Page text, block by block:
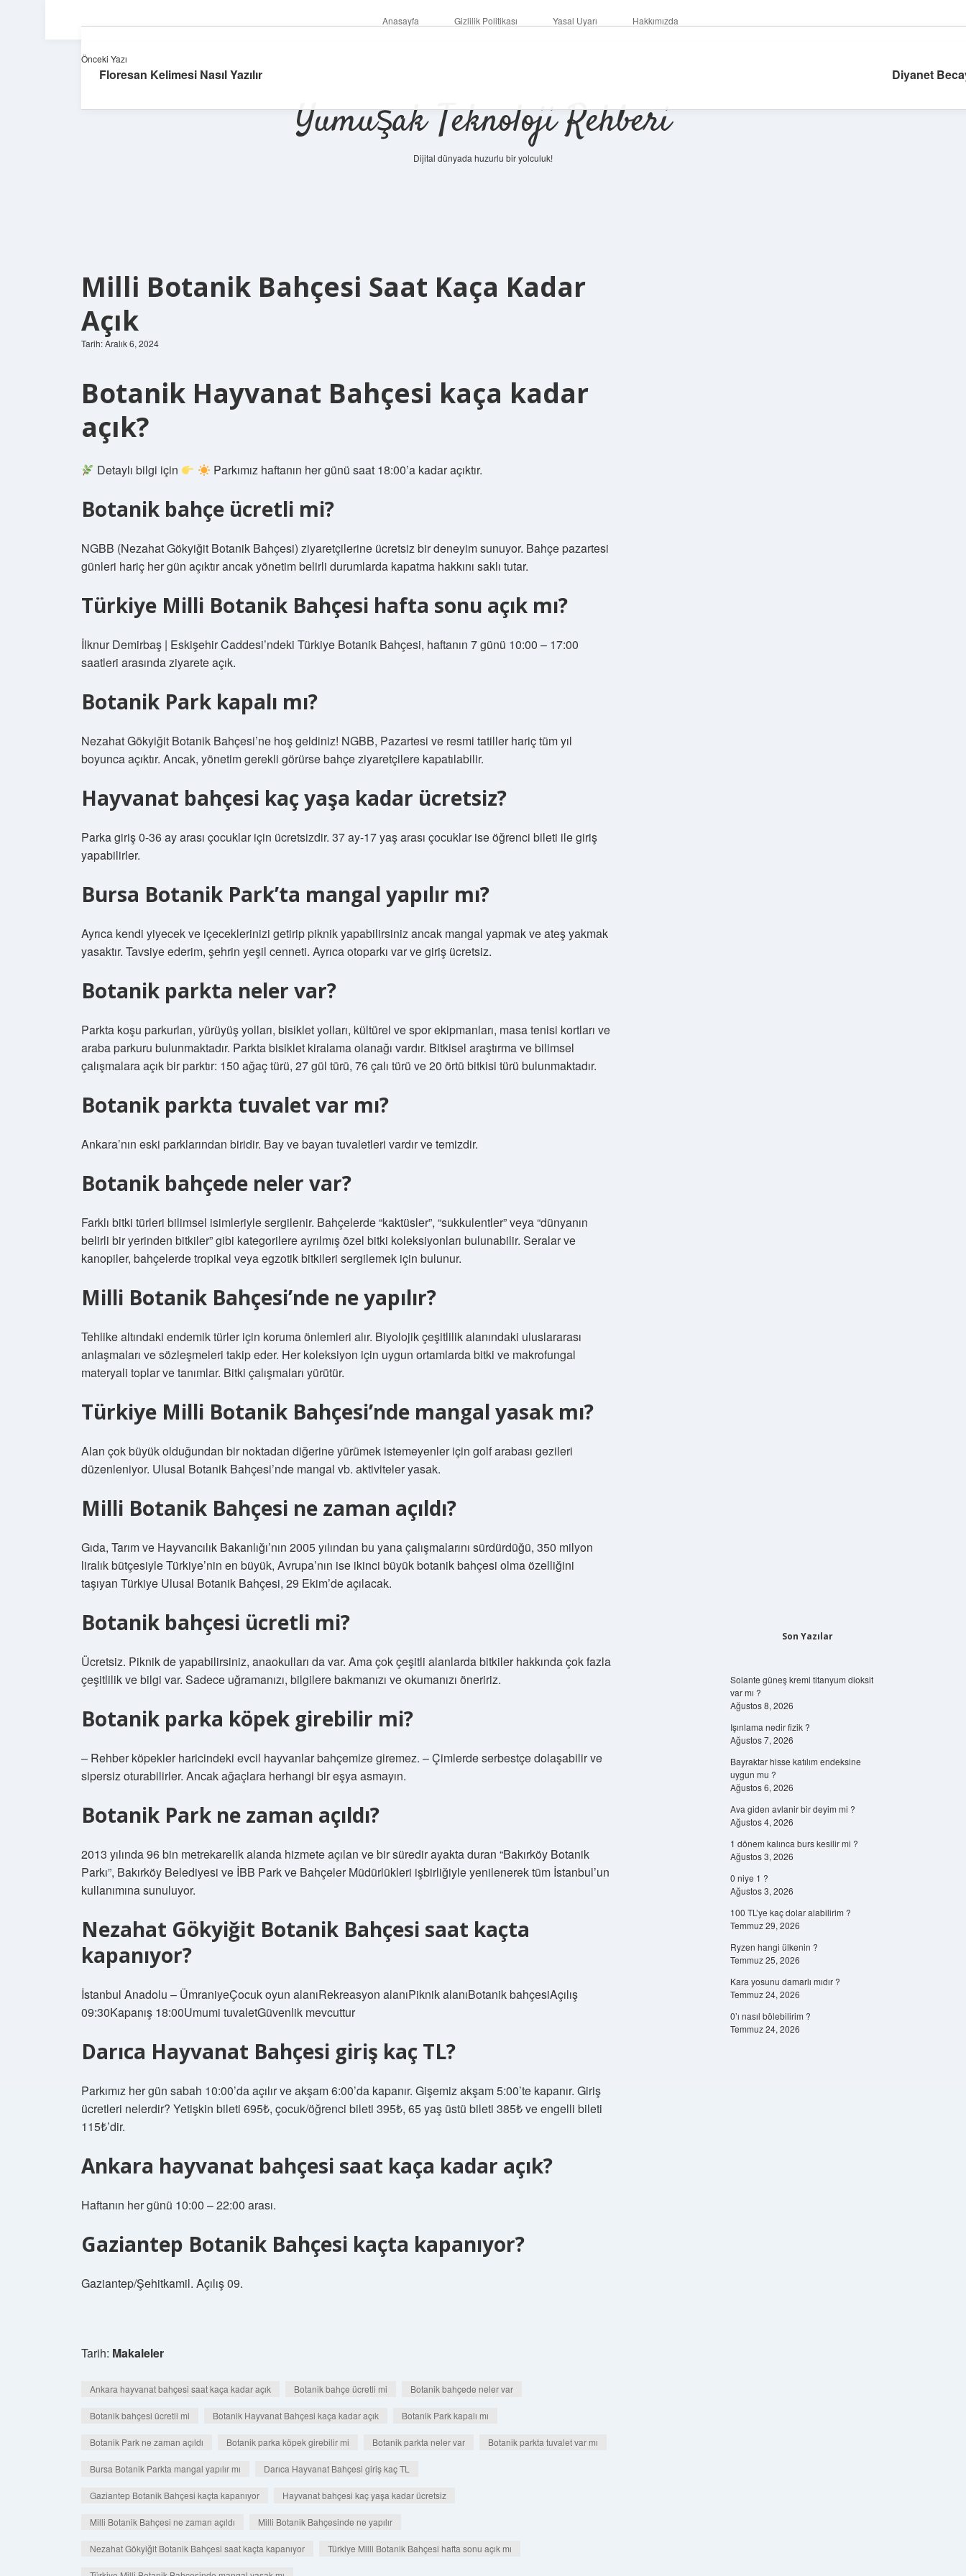
Anasayfa Gizlilik Politikası Yasal Uyarı Hakkımızda
Yumuşak Teknoloji Rehberi
Dijital dünyada huzurlu bir yolculuk!
Milli Botanik Bahçesi Saat Kaça Kadar
Açık
Tarih: Aralık 6, 2024
Botanik Hayvanat Bahçesi kaça kadar
açık?
Detaylı bilgi için Parkımız haftanın her günü saat 18:00’a kadar açıktır.
Botanik bahçe ücretli mi?
NGBB (Nezahat Gökyiğit Botanik Bahçesi) ziyaretçilerine ücretsiz bir deneyim sunuyor. Bahçe pazartesi
günleri hariç her gün açıktır ancak yönetim belirli durumlarda kapatma hakkını saklı tutar.
Türkiye Milli Botanik Bahçesi hafta sonu açık mı?
İlknur Demirbaş | Eskişehir Caddesi’ndeki Türkiye Botanik Bahçesi, haftanın 7 günü 10:00 – 17:00
saatleri arasında ziyarete açık.
Botanik Park kapalı mı?
Nezahat Gökyiğit Botanik Bahçesi’ne hoş geldiniz! NGBB, Pazartesi ve resmi tatiller hariç tüm yıl
boyunca açıktır. Ancak, yönetim gerekli görürse bahçe ziyaretçilere kapatılabilir.
Hayvanat bahçesi kaç yaşa kadar ücretsiz?
Parka giriş 0-36 ay arası çocuklar için ücretsizdir. 37 ay-17 yaş arası çocuklar ise öğrenci bileti ile giriş
yapabilirler.
Bursa Botanik Park’ta mangal yapılır mı?
Ayrıca kendi yiyecek ve içeceklerinizi getirip piknik yapabilirsiniz ancak mangal yapmak ve ateş yakmak
yasaktır. Tavsiye ederim, şehrin yeşil cenneti. Ayrıca otoparkı var ve giriş ücretsiz.
Botanik parkta neler var?
Parkta koşu parkurları, yürüyüş yolları, bisiklet yolları, kültürel ve spor ekipmanları, masa tenisi kortları ve
araba parkuru bulunmaktadır. Parkta bisiklet kiralama olanağı vardır. Bitkisel araştırma ve bilimsel
çalışmalara açık bir parktır: 150 ağaç türü, 27 gül türü, 76 çalı türü ve 20 örtü bitkisi türü bulunmaktadır.
Botanik parkta tuvalet var mı?
Ankara’nın eski parklarından biridir. Bay ve bayan tuvaletleri vardır ve temizdir.
Botanik bahçede neler var?
Farklı bitki türleri bilimsel isimleriyle sergilenir. Bahçelerde “kaktüsler”, “sukkulentler” veya “dünyanın
belirli bir yerinden bitkiler” gibi kategorilere ayrılmış özel bitki koleksiyonları bulunabilir. Seralar ve
kanopiler, bahçelerde tropikal veya egzotik bitkileri sergilemek için bulunur.
Milli Botanik Bahçesi’nde ne yapılır?
Tehlike altındaki endemik türler için koruma önlemleri alır. Biyolojik çeşitlilik alanındaki uluslararası
anlaşmaları ve sözleşmeleri takip eder. Her koleksiyon için uygun ortamlarda bitki ve makrofungal
materyali toplar ve tanımlar. Bitki çalışmaları yürütür.
Türkiye Milli Botanik Bahçesi’nde mangal yasak mı?
Alan çok büyük olduğundan bir noktadan diğerine yürümek istemeyenler için golf arabası gezileri
düzenleniyor. Ulusal Botanik Bahçesi’nde mangal vb. aktiviteler yasak.
Milli Botanik Bahçesi ne zaman açıldı?
Gıda, Tarım ve Hayvancılık Bakanlığı’nın 2005 yılından bu yana çalışmalarını sürdürdüğü, 350 milyon
liralık bütçesiyle Türkiye’nin en büyük, Avrupa’nın ise ikinci büyük botanik bahçesi olma özelliğini
taşıyan Türkiye Ulusal Botanik Bahçesi, 29 Ekim’de açılacak.
Botanik bahçesi ücretli mi?
Ücretsiz. Piknik de yapabilirsiniz, anaokulları da var. Ama çok çeşitli alanlarda bitkiler hakkında çok fazla
çeşitlilik ve bilgi var. Sadece uğramanızı, bilgilere bakmanızı ve okumanızı öneririz.
Botanik parka köpek girebilir mi?
– Rehber köpekler haricindeki evcil hayvanlar bahçemize giremez. – Çimlerde serbestçe dolaşabilir ve
sipersiz oturabilirler. Ancak ağaçlara herhangi bir eşya asmayın.
Botanik Park ne zaman açıldı?
2013 yılında 96 bin metrekarelik alanda hizmete açılan ve bir süredir ayakta duran “Bakırköy Botanik
Parkı”, Bakırköy Belediyesi ve İBB Park ve Bahçeler Müdürlükleri işbirliğiyle yenilenerek tüm İstanbul’un
kullanımına sunuluyor.
Nezahat Gökyiğit Botanik Bahçesi saat kaçta
kapanıyor?
İstanbul Anadolu – ÜmraniyeÇocuk oyun alanıRekreasyon alanıPiknik alanıBotanik bahçesiAçılış
09:30Kapanış 18:00Umumi tuvaletGüvenlik mevcuttur
Darıca Hayvanat Bahçesi giriş kaç TL?
Parkımız her gün sabah 10:00’da açılır ve akşam 6:00’da kapanır. Gişemiz akşam 5:00’te kapanır. Giriş
ücretleri nelerdir? Yetişkin bileti 695₺, çocuk/öğrenci bileti 395₺, 65 yaş üstü bileti 385₺ ve engelli bileti
115₺’dir.
Ankara hayvanat bahçesi saat kaça kadar açık?
Haftanın her günü 10:00 – 22:00 arası.
Gaziantep Botanik Bahçesi kaçta kapanıyor?
Gaziantep/Şehitkamil. Açılış 09.
Tarih: Makaleler
Ankara hayvanat bahçesi saat kaça kadar açık Botanik bahçe ücretli mi Botanik bahçede neler var
Botanik bahçesi ücretli mi Botanik Hayvanat Bahçesi kaça kadar açık Botanik Park kapalı mı
Botanik Park ne zaman açıldı Botanik parka köpek girebilir mi Botanik parkta neler var Botanik parkta tuvalet var mı
Bursa Botanik Parkta mangal yapılır mı Darıca Hayvanat Bahçesi giriş kaç TL
Gaziantep Botanik Bahçesi kaçta kapanıyor Hayvanat bahçesi kaç yaşa kadar ücretsiz
Milli Botanik Bahçesi ne zaman açıldı Milli Botanik Bahçesinde ne yapılır
Nezahat Gökyiğit Botanik Bahçesi saat kaçta kapanıyor Türkiye Milli Botanik Bahçesi hafta sonu açık mı
Önceki Yazı
Floresan Kelimesi Nasıl Yazılır Diyanet
Son Yazılar
Solante güneş kremi titanyum dioksit
var mı ?
Ağustos 8, 2026
Işınlama nedir fizik ?
Ağustos 7, 2026
Bayraktar hisse katılım endeksine
uygun mu ?
Ağustos 6, 2026
Ava giden avlanir bir deyim mi ?
Ağustos 4, 2026
1 dönem kalınca burs kesilir mi ?
Ağustos 3, 2026
0 niye 1 ?
Ağustos 3, 2026
100 TL’ye kaç dolar alabilirim ?
Temmuz 29, 2026
Ryzen hangi ülkenin ?
Temmuz 25, 2026
Kara yosunu damarlı mıdır ?
Temmuz 24, 2026
0’ı nasıl bölebilirim ?
Temmuz 24, 2026